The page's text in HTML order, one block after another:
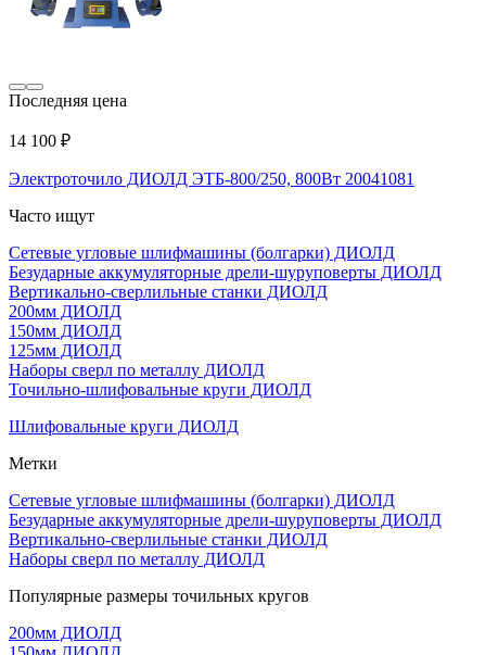
Последняя цена
14 100 ₽
Электроточило ДИОЛД ЭТБ-800/250, 800Вт 20041081
Часто ищут
Сетевые угловые шлифмашины (болгарки) ДИОЛД
Безударные аккумуляторные дрели-шуруповерты ДИОЛД
Вертикально-сверлильные станки ДИОЛД
200мм ДИОЛД
150мм ДИОЛД
125мм ДИОЛД
Наборы сверл по металлу ДИОЛД
Точильно-шлифовальные круги ДИОЛД
Шлифовальные круги ДИОЛД
Метки
Сетевые угловые шлифмашины (болгарки) ДИОЛД
Безударные аккумуляторные дрели-шуруповерты ДИОЛД
Вертикально-сверлильные станки ДИОЛД
Наборы сверл по металлу ДИОЛД
Популярные размеры точильных кругов
200мм ДИОЛД